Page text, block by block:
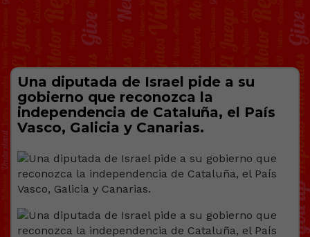
Una diputada de Israel pide a su
gobierno que reconozca la
independencia de Cataluña, el País
Vasco, Galicia y Canarias.